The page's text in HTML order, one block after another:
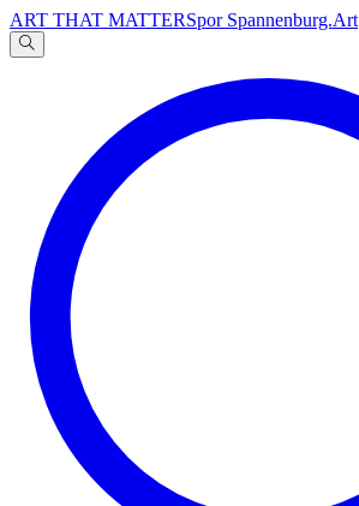
ART THAT MATTERSpor Spannenburg.Art